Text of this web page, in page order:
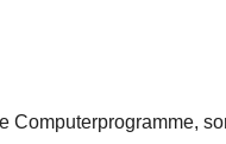
Computerprogramme,